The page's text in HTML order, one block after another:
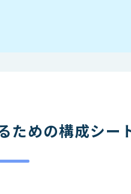
ための構成シー